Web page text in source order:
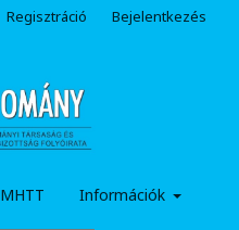
MHTT Információk
Regisztráció Bejelentkezés